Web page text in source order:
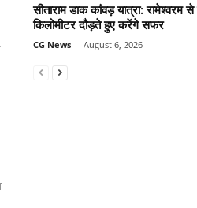
सीताराम डाक कांवड़ यात्रा: रामेश्वरम
किलोमीटर दौड़ते हुए करेंगे सफर
CG News - August 6, 2026